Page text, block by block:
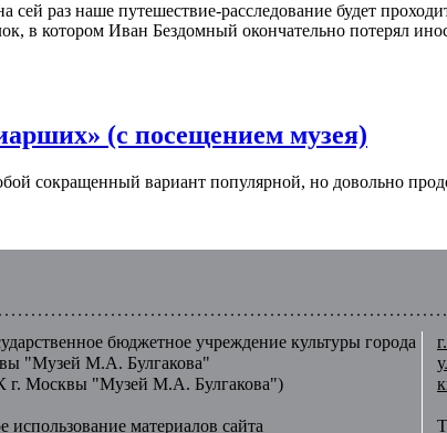
раз наше путешествие-расследование будет
в котором Иван Бездомный окончательно потерял
(с посещением музея)
сокращенный вариант популярной, но довольно
бюджетное учреждение культуры города
"Музей М.А. Булгакова"
г. Москвы "Музей М.А. Булгакова")
использование материалов сайта